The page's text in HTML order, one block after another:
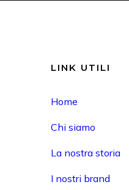
LINK UTILI
Home
Chi siamo
La nostra storia
I nostri brand